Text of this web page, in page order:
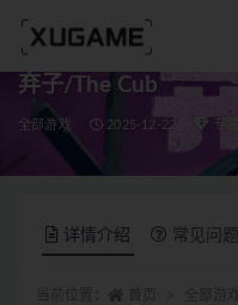
弃子/The Cub
全部游戏 2025-12-22 专属
详情介绍 常见问题